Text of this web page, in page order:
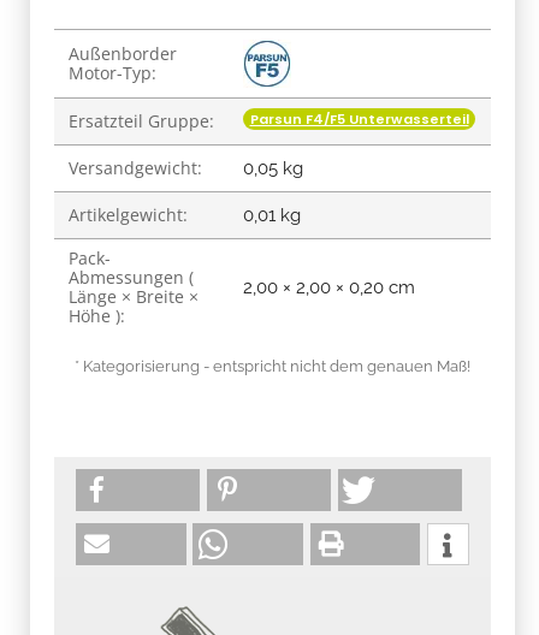
Produkteigenschaft
Wert
Außenborder
Motor-Typ:
Ersatzteil Gruppe: Parsun F4/F5 Unterwasserteil
Versandgewicht: 0,05 kg
Artikelgewicht: 0,01 kg
Pack-
Abmessungen (
Länge × Breite ×
Höhe ):
2,00 × 2,00 × 0,20 cm
* Kategorisierung - entspricht nicht dem genauen Maß!